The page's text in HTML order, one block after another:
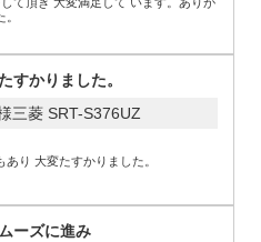
すかりました。
三菱 SRT-S376UZ
あり 大変たすかりました。
ーズに進み